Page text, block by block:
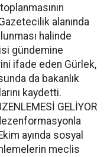
alanında
halinde
gündemine
ifade eden Gürlek,
da bakanlık
kaydetti.
GELİYOR
ayında sosyal
meclis